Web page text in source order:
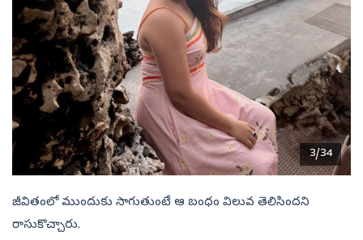
3/34
జీవితంలో ముందుకు సాగుతుంటే ఆ బంధం విలువ తెలిసిందని
రాసుకొచ్చారు.